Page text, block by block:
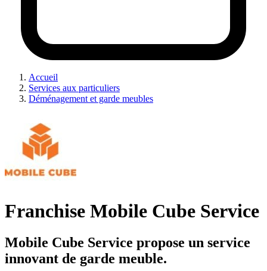
Accueil
Services aux particuliers
Déménagement et garde meubles
Franchise Mobile Cube Service
Mobile Cube Service propose un service
innovant de garde meuble.